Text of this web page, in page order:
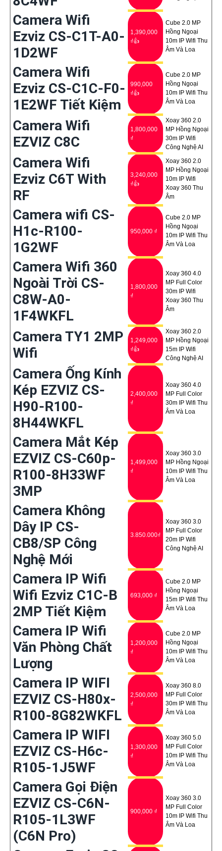
Camera Wifi
Ezviz CS-C1T-A0-
1D2WF
1,390,000
₫👍
Cube 2.0 MP
Hồng Ngoại
10m IP Wifi Thu
Âm Và Loa
Camera Wifi
Ezviz CS-C1C-F0-
1E2WF Tiết Kiệm
990,000
₫👍
Cube 2.0 MP
Hồng Ngoại
10m IP Wifi Thu
Âm Và Loa
Camera Wifi
EZVIZ C8C
1,800,000
₫
Xoay 360 2.0
MP Hồng Ngoại
30m IP Wifi
Công Nghệ AI
Camera Wifi
Ezviz C6T With
RF
3,240,000
₫👍
Xoay 360 2.0
MP Hồng Ngoại
10m IP Wifi
Xoay 360 Thu
Âm
Camera wifi CS-
H1c-R100-
1G2WF
950,000 ₫
Cube 2.0 MP
Hồng Ngoại
10m IP Wifi Thu
Âm Và Loa
Camera Wifi 360
Ngoài Trời CS-
C8W-A0-
1F4WKFL
1,800,000
₫
Xoay 360 4.0
MP Full Color
30m IP Wifi
Xoay 360 Thu
Âm
Camera TY1 2MP
Wifi
1,249,000
₫👍
Xoay 360 2.0
MP Hồng Ngoại
15m IP Wifi
Công Nghệ AI
Camera Ống Kính
Kép EZVIZ CS-
H90-R100-
8H44WKFL
2,400,000
₫
Xoay 360 4.0
MP Full Color
30m IP Wifi Thu
Âm Và Loa
Camera Mắt Kép
EZVIZ CS-C60p-
R100-8H33WF
3MP
1,499,000
₫
Xoay 360 3.0
MP Hồng Ngoại
10m IP Wifi Thu
Âm Và Loa
Camera Không
Dây IP CS-
CB8/SP Công
Nghệ Mới
3.850.000₫
Xoay 360 3.0
MP Full Color
20m IP Wifi
Công Nghệ AI
Camera IP Wifi
Wifi Ezviz C1C-B
2MP Tiết Kiệm
693,000 ₫
Cube 2.0 MP
Hồng Ngoại
15m IP Wifi Thu
Âm Và Loa
Camera IP Wifi
Văn Phòng Chất
Lượng
1,200,000
₫
Cube 2.0 MP
Hồng Ngoại
10m IP Wifi Thu
Âm Và Loa
Camera IP WIFI
EZVIZ CS-H80x-
R100-8G82WKFL
2,500,000
₫
Xoay 360 8.0
MP Full Color
30m IP Wifi Thu
Âm Và Loa
Camera IP WIFI
EZVIZ CS-H6c-
R105-1J5WF
1,300,000
₫
Xoay 360 5.0
MP Full Color
10m IP Wifi Thu
Âm Và Loa
Camera Gọi Điện
EZVIZ CS-C6N-
R105-1L3WF
(C6N Pro)
900,000 ₫
Xoay 360 3.0
MP Full Color
10m IP Wifi Thu
Âm Và Loa